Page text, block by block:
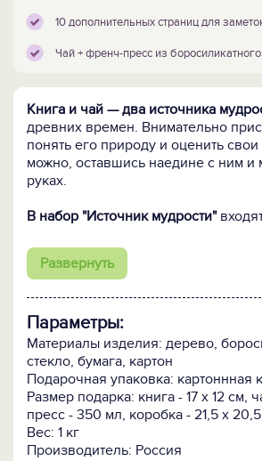
10 дополнительных страниц для
Чай + френч-пресс из
Книга и чай — два источника
древних времен. Внимательно
понять его природу и оценить
можно, оставшись наедине с ним и
руках.
В набор "Источник мудрости"
Издание афоризмов и притч
- оптимальный формат 17 х 12 см -
- на корешке переплета
необходимые для принятия
- в конце книги расположены 10
заметок.
Чай зеленый «Ганпаудер», 50 гр
- крупнолистовой классический
насыщенным терпким послевкусием.
Развернуть
Параметры:
Материалы изделия: дерево,
стекло, бумага, картон
Подарочная упаковка: картоннная
Размер подарка: книга - 17 х 12 см,
пресс - 350 мл, коробка - 21,5 х
Вес: 1 кг
Производитель: Россия